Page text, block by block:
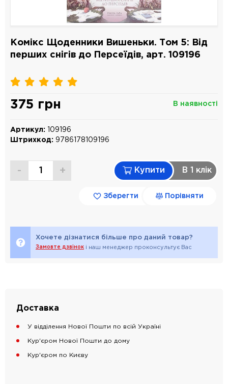
Комікс Щоденники Вишеньки. Том 5: Від
перших снігів до Персеїдів, арт. 109196
В наявності
375 грн
Артикул:
109196
Штрихкод: 9786178109196
- + Купити В 1 клiк
Зберегти Порівняти
Хочете дізнатися більше про даний товар?
Замовте дзвінок і наш менеджер проконсультує Вас
Доставка
У відділення Нової Пошти по всій Україні
Кур'єром Нової Пошти до дому
Кур'єром по Києву